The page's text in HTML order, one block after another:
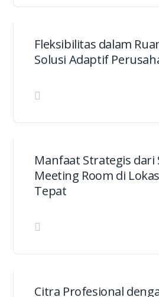
Fleksibilitas dalam
Solusi Adaptif
Manfaat Strategis dari
Meeting Room di
Tepat
Citra Profesional